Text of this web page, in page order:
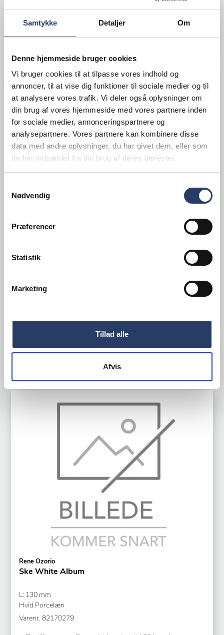
Samtykke Detaljer Om
Denne hjemmeside bruger cookies
Vi bruger cookies til at tilpasse vores indhold og
annoncer, til at vise dig funktioner til sociale medier og til
at analysere vores trafik. Vi deler også oplysninger om
din brug af vores hjemmeside med vores partnere inden
for sociale medier, annonceringspartnere og
analysepartnere. Vores partnere kan kombinere disse
data med andre oplysninger, du har givet dem, eller som
de har indsamlet fra din brug af deres tjenester.
Nødvendig
Præferencer
Statistik
Marketing
Tillad alle
Afvis
140,00 DKK /productUnit
LÆG I KURV
Hvid Porcelæn
Rene Ozorio
Ske White Album
L: 130 mm
Hvid Porcelæn
Varenr. 82170279